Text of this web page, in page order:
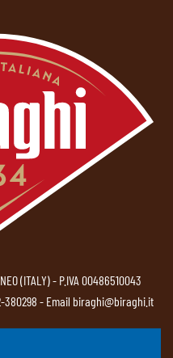
(ITALY) - P.IVA 00486510043
380298 - Email biraghi@biraghi.it